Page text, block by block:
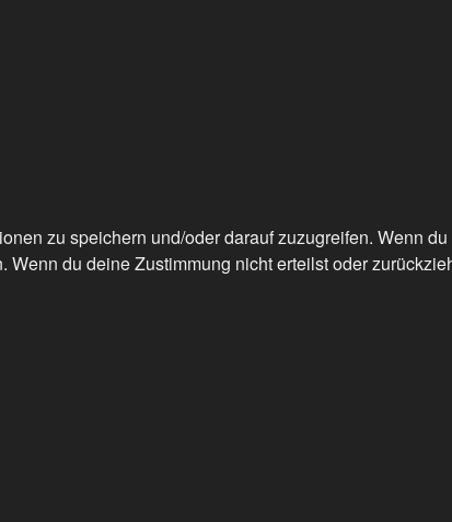
zu speichern und/oder darauf zuzugreifen. Wenn
du deine Zustimmung nicht erteilst oder